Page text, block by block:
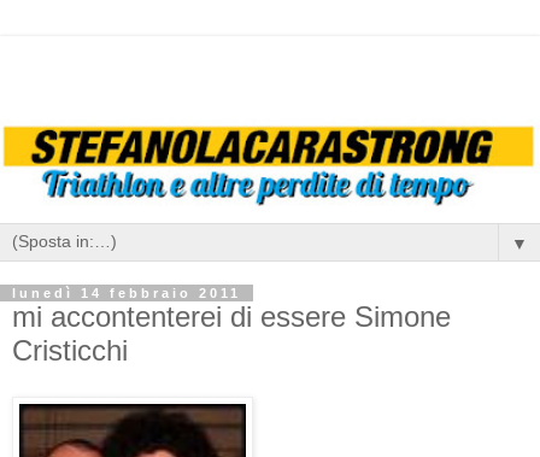
▼
lunedì 14 febbraio 2011
mi accontenterei di essere Simone
Cristicchi